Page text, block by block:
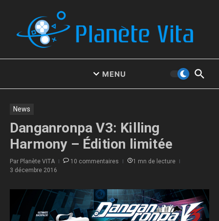
MENU
News
Danganronpa V3: Killing
Harmony – Édition limitée
Par Planète VITA 10 commentaires
1 mn de lecture
3 décembre 2016